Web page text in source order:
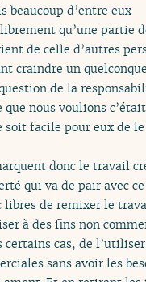
beaucoup d’entre eux
qu’une partie
de celle d’autres
craindre un
de la
que nous voulions
soit facile pour eux de le
donc le travail
qui va de pair avec
libres de remixer le
à des fins non
certains cas, de
sans avoir les